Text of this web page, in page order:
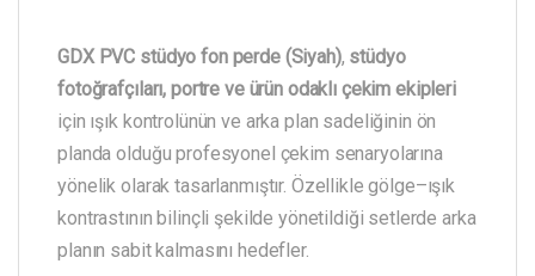
GDX PVC stüdyo fon perde (Siyah), stüdyo
fotoğrafçıları, portre ve ürün odaklı çekim ekipleri
için ışık kontrolünün ve arka plan sadeliğinin ön
planda olduğu profesyonel çekim senaryolarına
yönelik olarak tasarlanmıştır. Özellikle gölge–ışık
kontrastının bilinçli şekilde yönetildiği setlerde arka
planın sabit kalmasını hedefler.